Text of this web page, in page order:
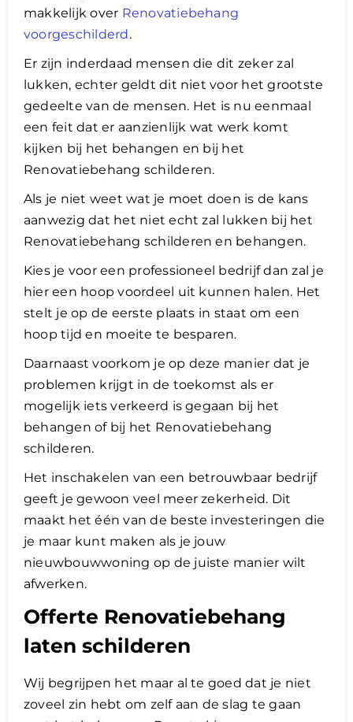
makkelijk over Renovatiebehang
voorgeschilderd.
Er zijn inderdaad mensen die dit zeker zal
lukken, echter geldt dit niet voor het grootste
gedeelte van de mensen. Het is nu eenmaal
een feit dat er aanzienlijk wat werk komt
kijken bij het behangen en bij het
Renovatiebehang schilderen.
Als je niet weet wat je moet doen is de kans
aanwezig dat het niet echt zal lukken bij het
Renovatiebehang schilderen en behangen.
Kies je voor een professioneel bedrijf dan zal je
hier een hoop voordeel uit kunnen halen. Het
stelt je op de eerste plaats in staat om een
hoop tijd en moeite te besparen.
​Daarnaast voorkom je op deze manier dat je
problemen krijgt in de toekomst als er
mogelijk iets verkeerd is gegaan bij het
behangen of bij het Renovatiebehang
schilderen.
Het inschakelen van een betrouwbaar bedrijf
geeft je gewoon veel meer zekerheid. Dit
maakt het één van de beste investeringen die
je maar kunt maken als je jouw
nieuwbouwwoning op de juiste manier wilt
afwerken.
Offerte Renovatiebehang
laten schilderen
Wij begrijpen het maar al te goed dat je niet
zoveel zin hebt om zelf aan de slag te gaan